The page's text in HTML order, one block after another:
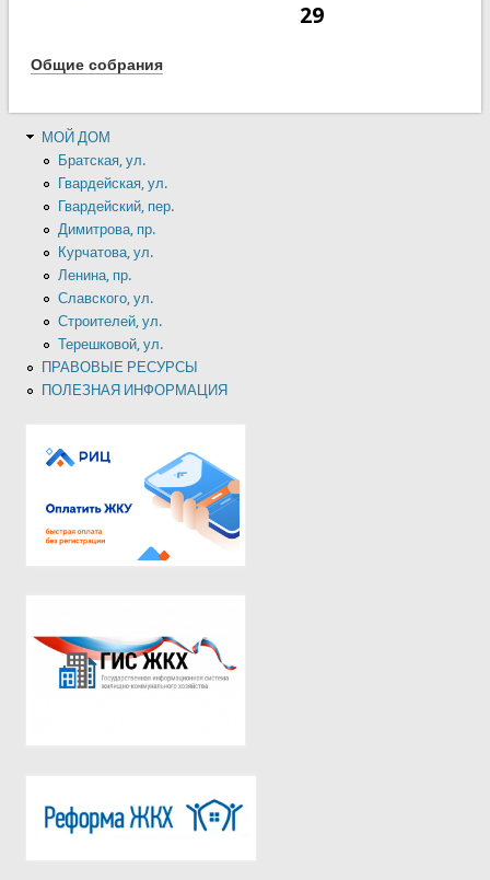
29
Общие собрания
МОЙ ДОМ
Братская, ул.
Гвардейская, ул.
Гвардейский, пер.
Димитрова, пр.
Курчатова, ул.
Ленина, пр.
Славского, ул.
Строителей, ул.
Терешковой, ул.
ПРАВОВЫЕ РЕСУРСЫ
ПОЛЕЗНАЯ ИНФОРМАЦИЯ